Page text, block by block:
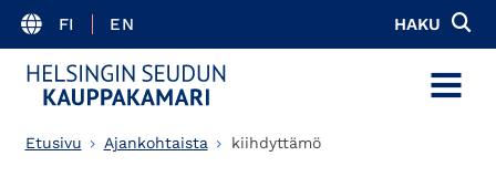
FI EN HAKU
MENU
Etusivu Ajankohtaista kiihdyttämö